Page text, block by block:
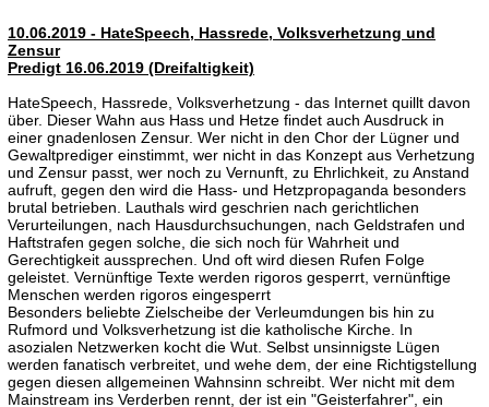
10.06.2019 - HateSpeech, Hassrede, Volksverhetzung und
Zensur
Predigt 16.06.2019 (Dreifaltigkeit)
HateSpeech, Hassrede, Volksverhetzung - das Internet quillt davon
über. Dieser Wahn aus Hass und Hetze findet auch Ausdruck in
einer gnadenlosen Zensur. Wer nicht in den Chor der Lügner und
Gewaltprediger einstimmt, wer nicht in das Konzept aus Verhetzung
und Zensur passt, wer noch zu Vernunft, zu Ehrlichkeit, zu Anstand
aufruft, gegen den wird die Hass- und Hetzpropaganda besonders
brutal betrieben. Lauthals wird geschrien nach gerichtlichen
Verurteilungen, nach Hausdurchsuchungen, nach Geldstrafen und
Haftstrafen gegen solche, die sich noch für Wahrheit und
Gerechtigkeit aussprechen. Und oft wird diesen Rufen Folge
geleistet. Vernünftige Texte werden rigoros gesperrt, vernünftige
Menschen werden rigoros eingesperrt
Besonders beliebte Zielscheibe der Verleumdungen bis hin zu
Rufmord und Volksverhetzung ist die katholische Kirche. In
asozialen Netzwerken kocht die Wut. Selbst unsinnigste Lügen
werden fanatisch verbreitet, und wehe dem, der eine Richtigstellung
gegen diesen allgemeinen Wahnsinn schreibt. Wer nicht mit dem
Mainstream ins Verderben rennt, der ist ein "Geisterfahrer", ein